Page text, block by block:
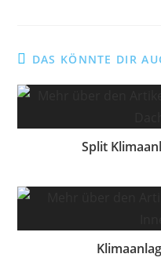
DAS KÖNNTE DIR
Split